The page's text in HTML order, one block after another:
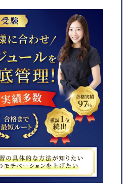
横浜国立大学教育学部附
属横浜小学校
横浜三育小学校
慶應義塾横浜初等部
聖ヨゼフ学園小学校
横浜国立大学教育学部附
属鎌倉小学校
横須賀学院小学校
青山学院横浜英和小学校
関東学院六浦小学校
森村学園初等部
カリタス小学校
関東学院小学校
湘南白百合小学校